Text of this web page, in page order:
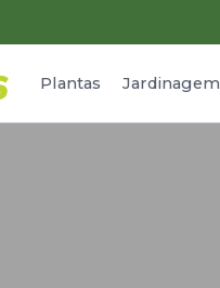
Plantas Jardinagem